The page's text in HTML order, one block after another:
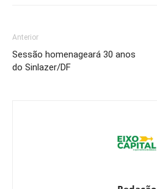
Anterior
Sessão homenageará 30 anos
do Sinlazer/DF